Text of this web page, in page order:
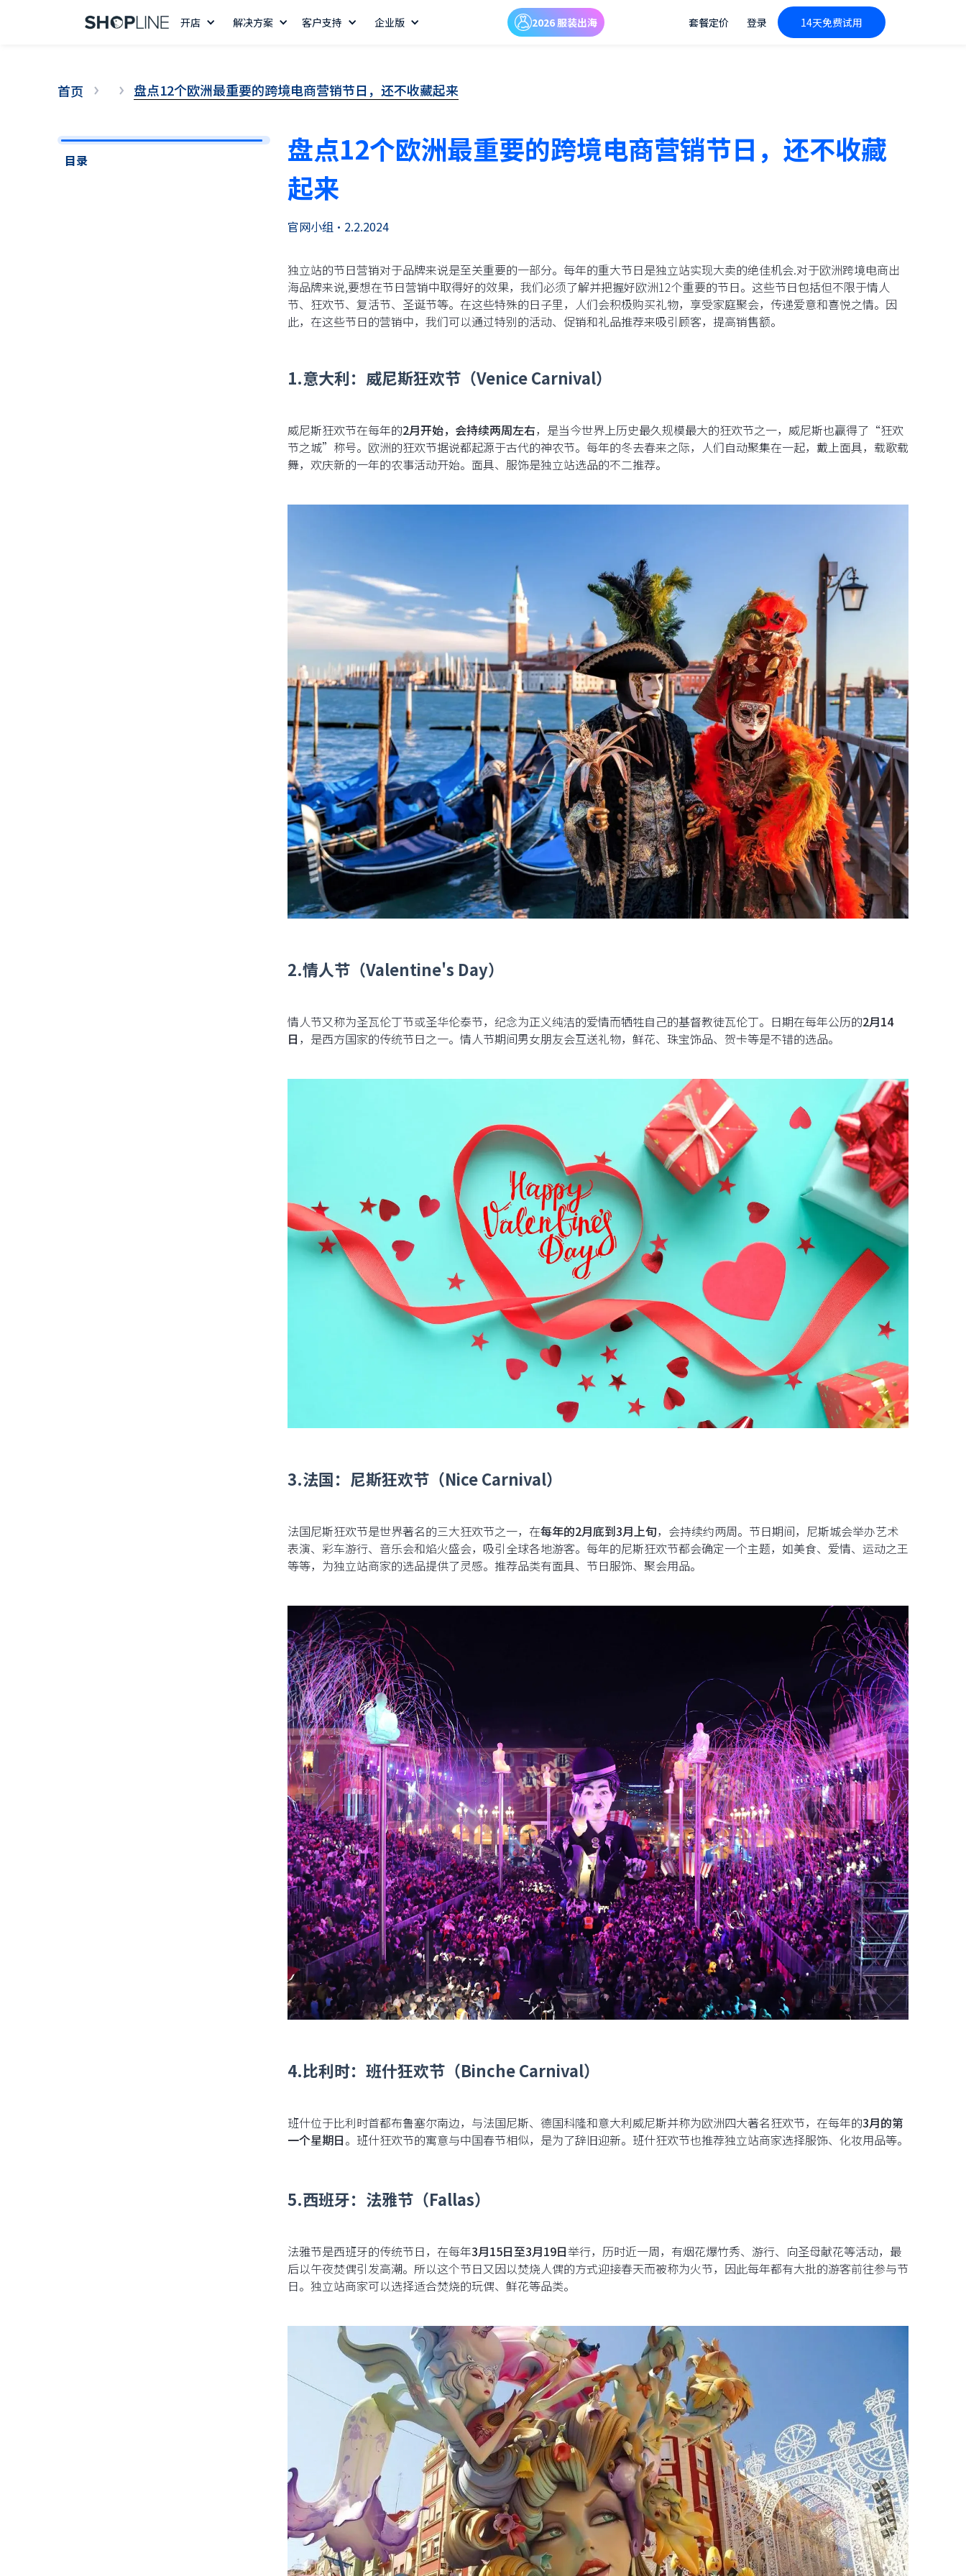
开店 解决方案 客户支持 企业版 2026 服装出海 套餐定价 登录 14天免费试用
首页 盘点12个欧洲最重要的跨境电商营销节日，还不收藏起来
目录
盘点12个欧洲最重要的跨境电商营销节日，还不收藏
起来
官网小组 • 2.2.2024
独立站的节日营销对于品牌来说是至关重要的一部分。每年的重大节日是独立站实现大卖的绝佳机会.对于欧洲跨境电商出
海品牌来说,要想在节日营销中取得好的效果，我们必须了解并把握好欧洲12个重要的节日。这些节日包括但不限于情人
节、狂欢节、复活节、圣诞节等。在这些特殊的日子里，人们会积极购买礼物，享受家庭聚会，传递爱意和喜悦之情。因
此，在这些节日的营销中，我们可以通过特别的活动、促销和礼品推荐来吸引顾客，提高销售额。
1.意大利：威尼斯狂欢节（Venice Carnival）
威尼斯狂欢节在每年的2月开始，会持续两周左右，是当今世界上历史最久规模最大的狂欢节之一，威尼斯也赢得了“狂欢
节之城”称号。欧洲的狂欢节据说都起源于古代的神农节。每年的冬去春来之际，人们自动聚集在一起，戴上面具，载歌载
舞，欢庆新的一年的农事活动开始。面具、服饰是独立站选品的不二推荐。
2.情人节（Valentine's Day）
情人节又称为圣瓦伦丁节或圣华伦泰节，纪念为正义纯洁的爱情而牺牲自己的基督教徒瓦伦丁。日期在每年公历的2月14
日 ，是西方国家的传统节日之一。情人节期间男女朋友会互送礼物，鲜花、珠宝饰品、贺卡等是不错的选品。
3.法国：尼斯狂欢节（Nice Carnival）
法国尼斯狂欢节是世界著名的三大狂欢节之一，在每年的2月底到3月上旬，会持续约两周。节日期间，尼斯城会举办艺术
表演、彩车游行、音乐会和焰火盛会，吸引全球各地游客。每年的尼斯狂欢节都会确定一个主题，如美食、爱情、运动之王
等等，为独立站商家的选品提供了灵感。推荐品类有面具、节日服饰、聚会用品。
4.比利时：班什狂欢节（Binche Carnival）
班什位于比利时首都布鲁塞尔南边，与法国尼斯、德国科隆和意大利威尼斯并称为欧洲四大著名狂欢节，在每年的3月的第
一个星期日。班什狂欢节的寓意与中国春节相似，是为了辞旧迎新。班什狂欢节也推荐独立站商家选择服饰、化妆用品等。
5.西班牙：法雅节（Fallas）
法雅节是西班牙的传统节日，在每年3月15日至3月19日举行，历时近一周，有烟花爆竹秀、游行、向圣母献花等活动，最
后以午夜焚偶引发高潮。所以这个节日又因以焚烧人偶的方式迎接春天而被称为火节，因此每年都有大批的游客前往参与节
日。独立站商家可以选择适合焚烧的玩偶、鲜花等品类。